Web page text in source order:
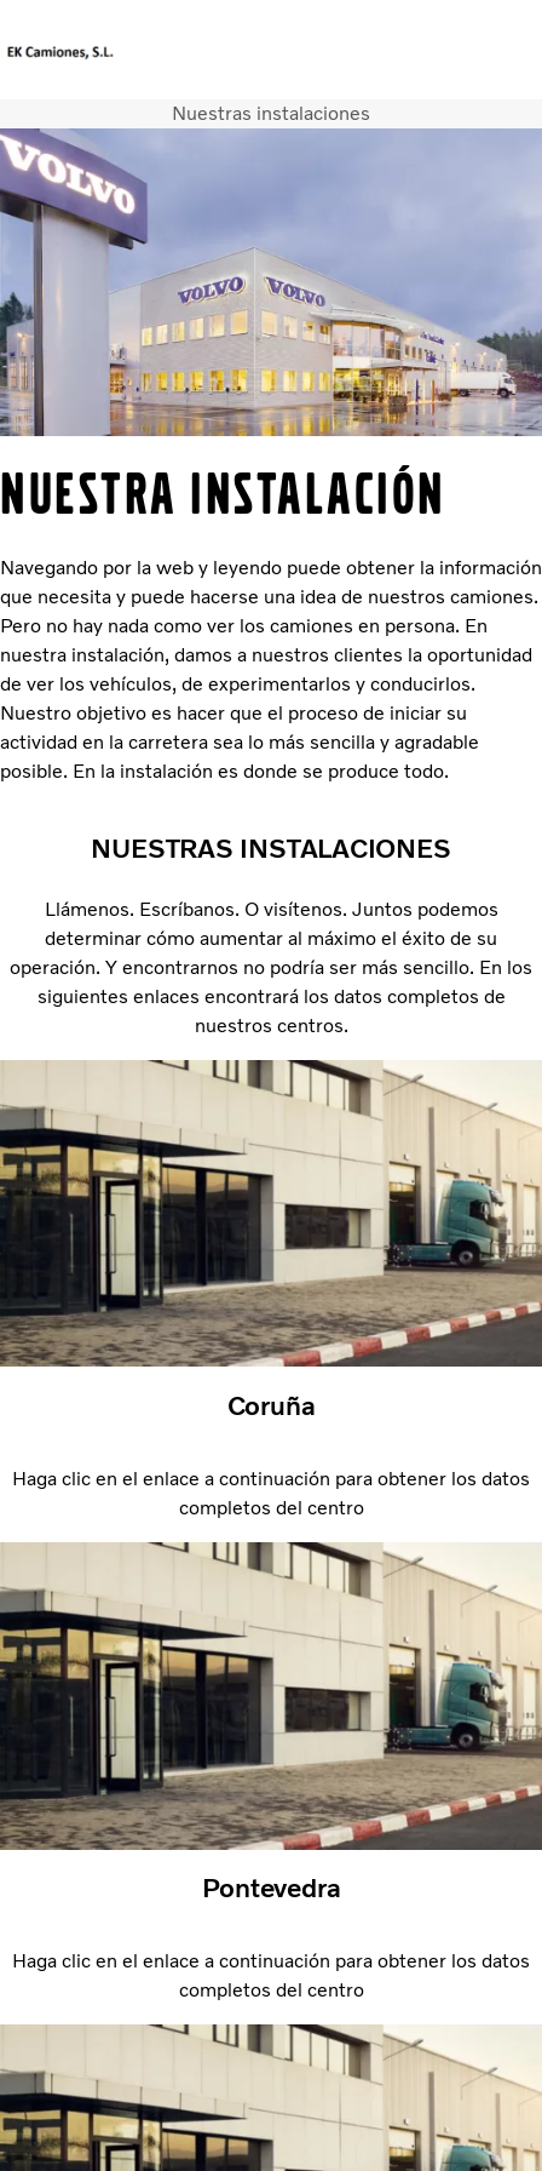
Póngase en contacto con nosotros
Camiones
Servicios
Noticias
Contacte con nosotros
Nuestros almacenes
Nuestras instalaciones
NUESTRA INSTALACIÓN
Navegando por la web y leyendo puede obtener la información
que necesita y puede hacerse una idea de nuestros camiones.
Pero no hay nada como ver los camiones en persona. En
nuestra instalación, damos a nuestros clientes la oportunidad
de ver los vehículos, de experimentarlos y conducirlos.
Nuestro objetivo es hacer que el proceso de iniciar su
actividad en la carretera sea lo más sencilla y agradable
posible. En la instalación es donde se produce todo.
NUESTRAS INSTALACIONES
Llámenos. Escríbanos. O visítenos. Juntos podemos
determinar cómo aumentar al máximo el éxito de su
operación. Y encontrarnos no podría ser más sencillo. En los
siguientes enlaces encontrará los datos completos de
nuestros centros.
Coruña
Haga clic en el enlace a continuación para obtener los datos
completos del centro
Pontevedra
Haga clic en el enlace a continuación para obtener los datos
completos del centro